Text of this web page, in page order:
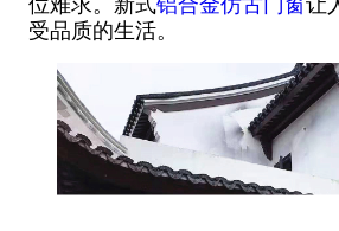
位难求。新式铝合金仿古门窗让
受品质的生活。